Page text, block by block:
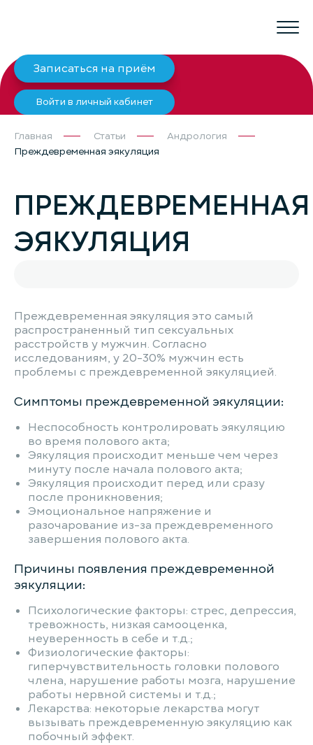
Записаться на приём
Войти в личный кабинет
Главная Статьи
Андрология
Преждевременная эякуляция
ПРЕЖДЕВРЕМЕННАЯ
ЭЯКУЛЯЦИЯ
Преждевременная эякуляция это самый
распространенный тип сексуальных
расстройств у мужчин. Согласно
исследованиям, у 20-30% мужчин есть
проблемы с преждевременной эякуляцией.
Симптомы преждевременной эякуляции:
Неспособность контролировать эякуляцию
во время полового акта;
Эякуляция происходит меньше чем через
минуту после начала полового акта;
Эякуляция происходит перед или сразу
после проникновения;
Эмоциональное напряжение и
разочарование из-за преждевременного
завершения полового акта.
Причины появления преждевременной
эякуляции:
Психологические факторы: стрес, депрессия,
тревожность, низкая самооценка,
неуверенность в себе и т.д.;
Физиологические факторы:
гиперчувствительность головки полового
члена, нарушение работы мозга, нарушение
работы нервной системы и т.д.;
Лекарства: некоторые лекарства могут
вызывать преждевременную эякуляцию как
побочный эффект.